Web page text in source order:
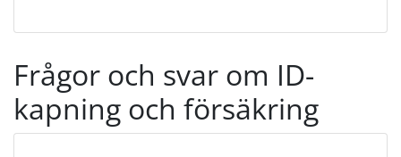
Frågor och svar om ID-
kapning och försäkring